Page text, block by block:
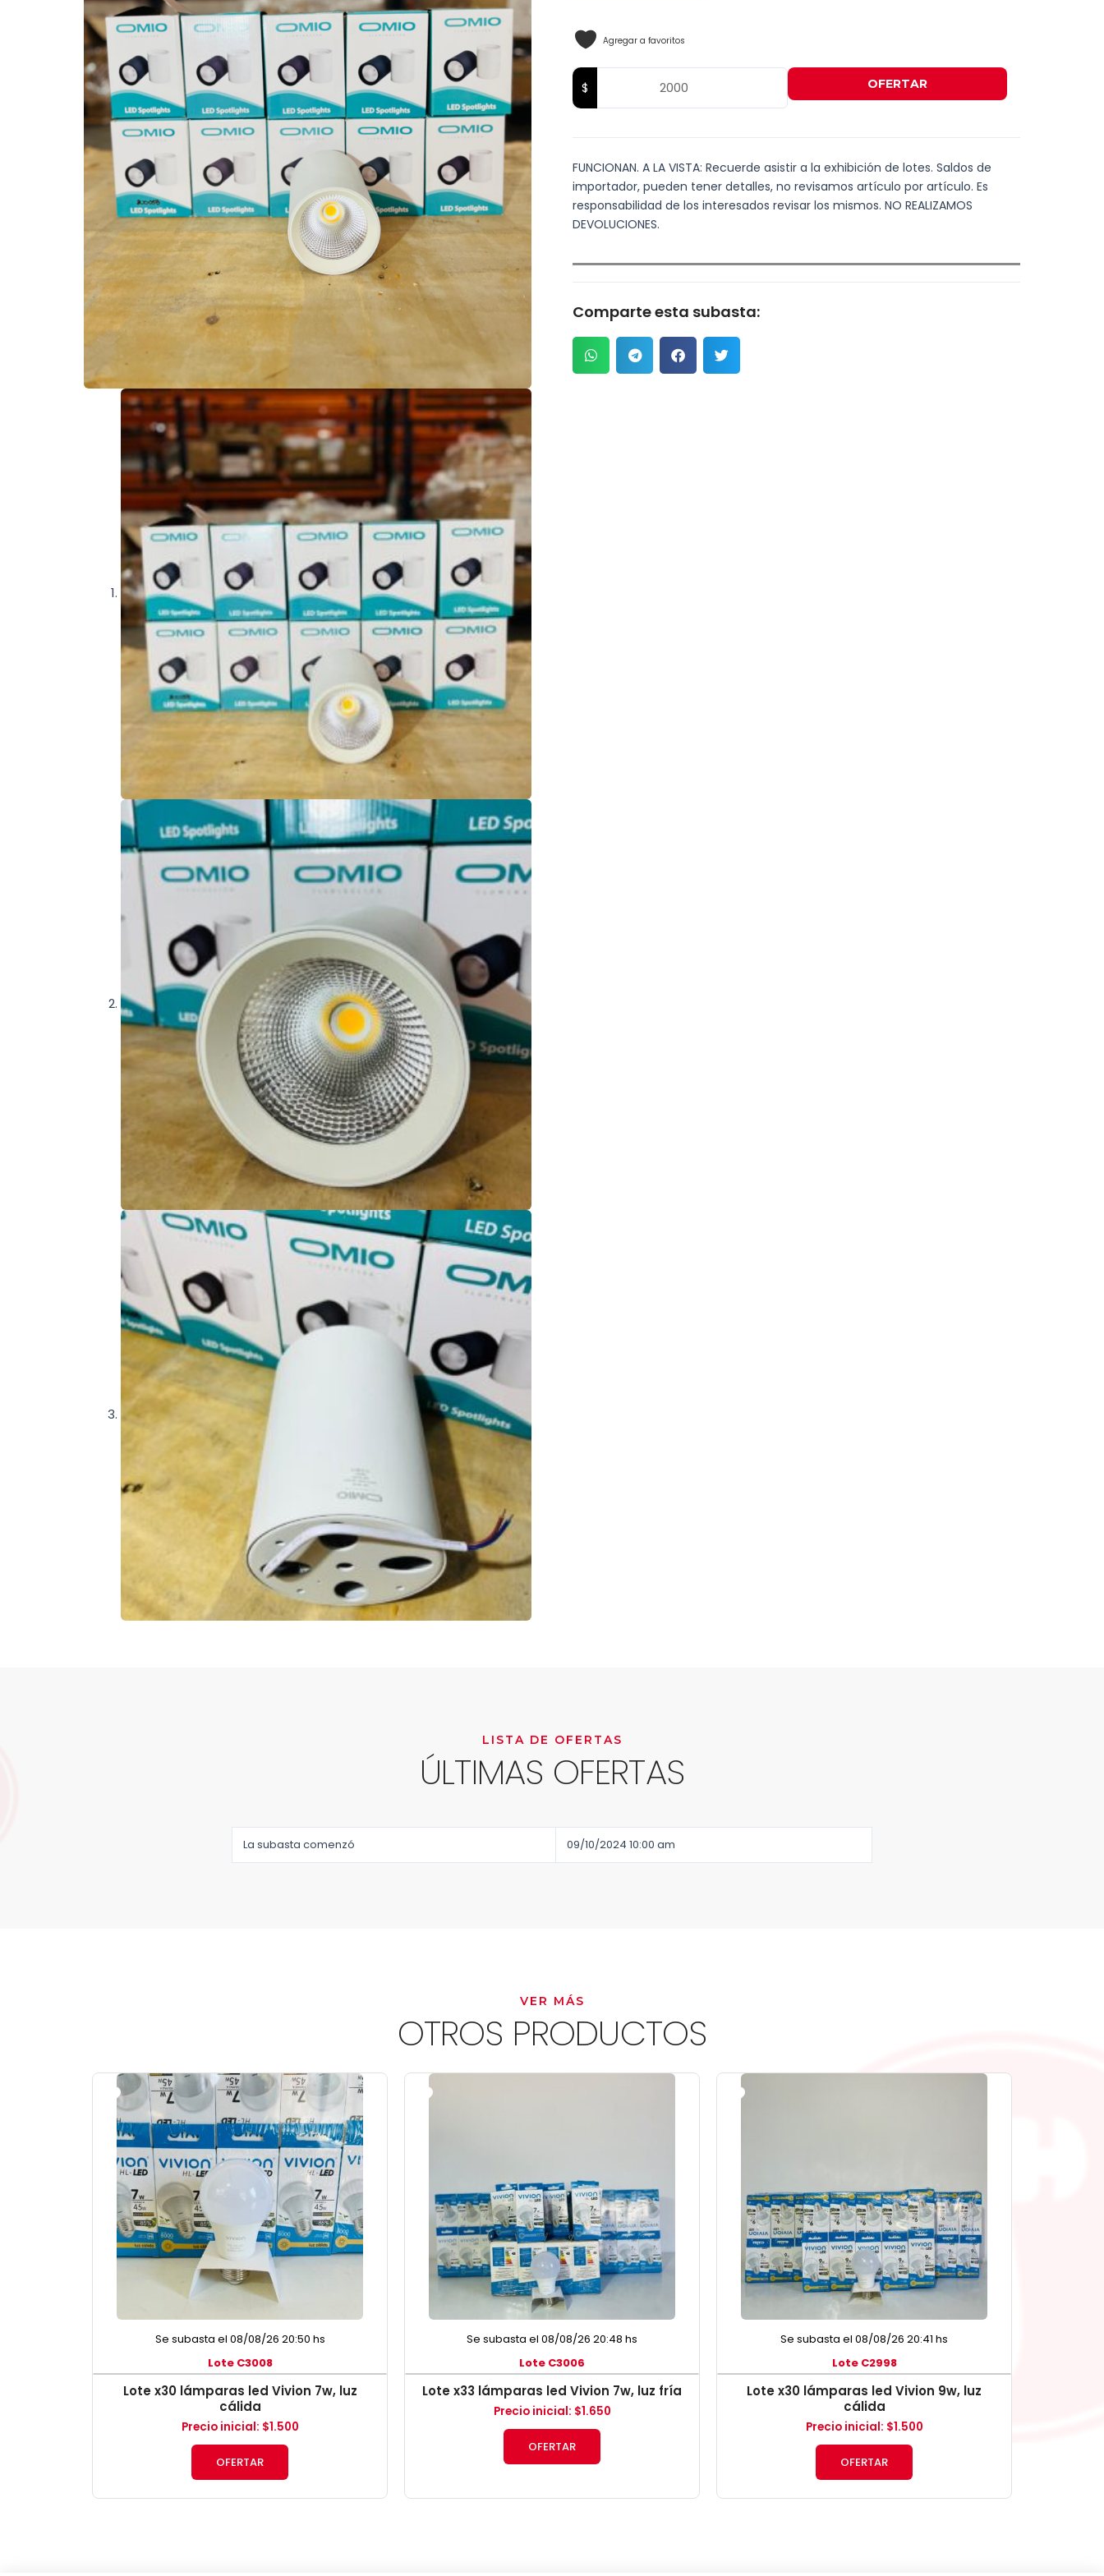
Agregar a favoritos
OFERTAR
FUNCIONAN. A LA VISTA: Recuerde asistir a la exhibición de lotes. Saldos de
importador, pueden tener detalles, no revisamos artículo por artículo. Es
responsabilidad de los interesados revisar los mismos. NO REALIZAMOS
DEVOLUCIONES.
Comparte esta subasta:
LISTA DE OFERTAS
ÚLTIMAS OFERTAS
La subasta comenzó 09/10/2024 10:00 am
VER MÁS
OTROS PRODUCTOS
Se subasta el 08/08/26 20:50 hs
Lote C3008
Lote x30 lámparas led Vivion 7w, luz
cálida
Precio inicial: $1.500
OFERTAR
Se subasta el 08/08/26 20:48 hs
Lote C3006
Lote x33 lámparas led Vivion 7w, luz fría
Precio inicial: $1.650
OFERTAR
Se subasta el 08/08/26 20:41 hs
Lote C2998
Lote x30 lámparas led Vivion 9w, luz
cálida
Precio inicial: $1.500
OFERTAR